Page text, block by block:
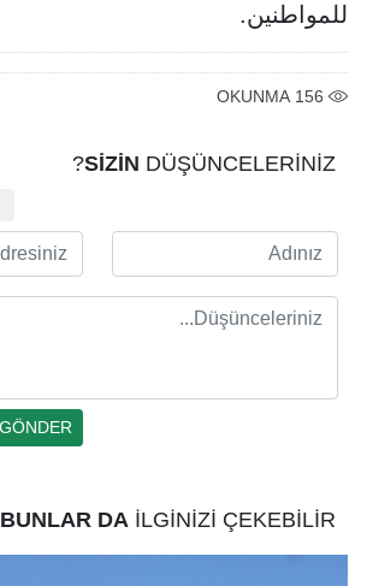
للمواطنين.
156
OKUNMA
SİZİN DÜŞÜNCELERİNİZ?
BUNLAR DA İLGİNİZİ ÇEKEBİLİR